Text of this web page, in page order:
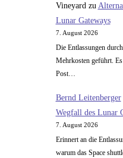
Vineyard zu
Lunar Gateways
7. August 2026
Die Entlassungen
Mehrkosten geführt.
Post…
Bernd Leitenberger
Wegfall des Lunar
7. August 2026
Erinnert an die
warum das Space